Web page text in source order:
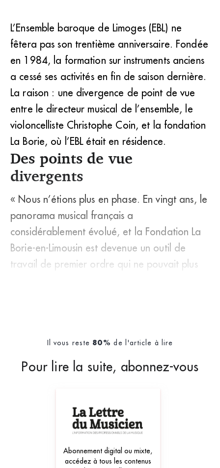
L’Ensemble baroque de Limoges (EBL) ne
fêtera pas son trentième anniversaire. Fondée
en 1984, la formation sur instruments anciens
a cessé ses activités en fin de saison dernière.
La raison : une divergence de point de vue
entre le directeur musical de l’ensemble, le
violoncelliste Christophe Coin, et la fondation
La Borie, où l’EBL était en résidence.
Des points de vue
divergents
« Nous n’étions plus en phase. En vingt ans, le
panorama musical français a
considérablement évolué, et la Fondation La
Borie-en-Limousin est devenue un outil de
travail de premier ordre qui ne pouvait plus
Il vous reste 80% de l'article à lire
Pour lire la suite, abonnez-vous
Abonnement digital ou mixte,
accédez à tous les contenus